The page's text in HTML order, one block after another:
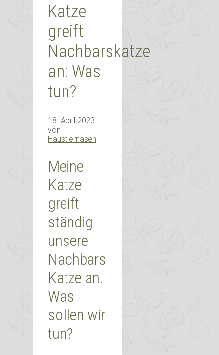
Katze
greift
Nachbarskatze
an: Was
tun?
18. April 2023
von
Haustiernasen
Meine
Katze
greift
ständig
unsere
Nachbars
Katze an.
Was
sollen wir
tun?